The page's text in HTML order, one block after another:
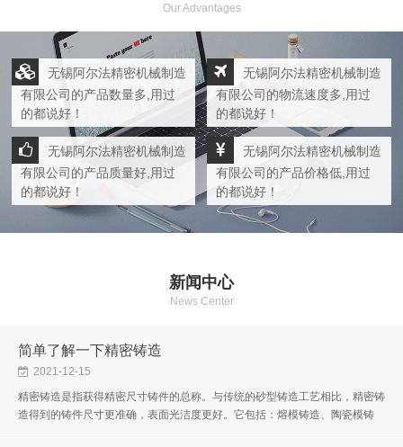
Our Advantages
无锡阿尔法精密机械制造
有限公司的产品数量多,用过
的都说好！
无锡阿尔法精密机械制造
有限公司的物流速度多,用过
的都说好！
无锡阿尔法精密机械制造
有限公司的产品质量好,用过
的都说好！
无锡阿尔法精密机械制造
有限公司的产品价格低,用过
的都说好！
新闻中心
News Center
简单了解一下精密铸造
2021-12-15
精密铸造是指获得精密尺寸铸件的总称。与传统的砂型铸造工艺相比，精密铸
造得到的铸件尺寸更准确，表面光洁度更好。它包括：熔模铸造、陶瓷模铸